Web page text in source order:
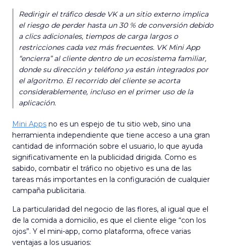
Redirigir el tráfico desde VK a un sitio externo implica
el riesgo de perder hasta un 30 % de conversión debido
a clics adicionales, tiempos de carga largos o
restricciones cada vez más frecuentes. VK Mini App
“encierra” al cliente dentro de un ecosistema familiar,
donde su dirección y teléfono ya están integrados por
el algoritmo. El recorrido del cliente se acorta
considerablemente, incluso en el primer uso de la
aplicación.
Mini Apps no es un espejo de tu sitio web, sino una
herramienta independiente que tiene acceso a una gran
cantidad de información sobre el usuario, lo que ayuda
significativamente en la publicidad dirigida. Como es
sabido, combatir el tráfico no objetivo es una de las
tareas más importantes en la configuración de cualquier
campaña publicitaria.
La particularidad del negocio de las flores, al igual que el
de la comida a domicilio, es que el cliente elige “con los
ojos”. Y el mini-app, como plataforma, ofrece varias
ventajas a los usuarios: